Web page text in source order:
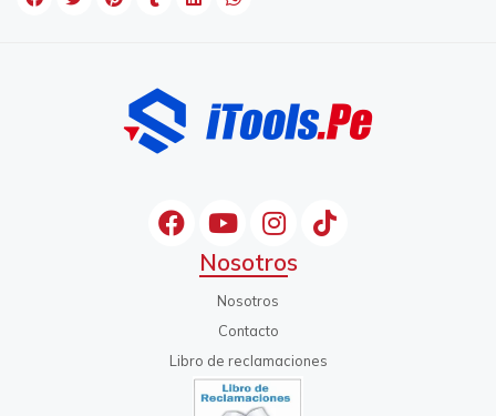
Nosotros
Nosotros
Contacto
Libro de reclamaciones